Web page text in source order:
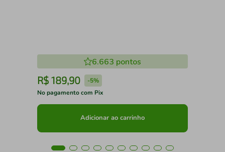
6.663 pontos
R$ 189,90 -5%
No pagamento com Pix
Adicionar ao carrinho